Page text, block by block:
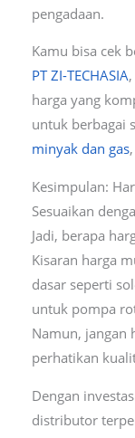
pengadaan.
Kamu bisa cek
PT ZI-TECHASIA,
harga yang
untuk berbagai
minyak dan gas
Kesimpulan:
Sesuaikan
Jadi, berapa
Kisaran harga
dasar seperti
untuk pompa
Namun, jangan
perhatikan
Dengan
distributor